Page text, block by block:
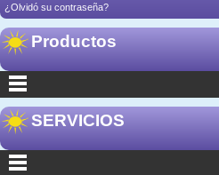
¿Olvidó su contraseña?
Productos
SERVICIOS